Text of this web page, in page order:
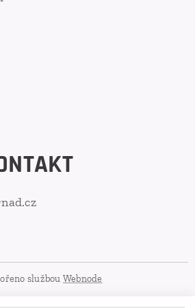
službou Webnode